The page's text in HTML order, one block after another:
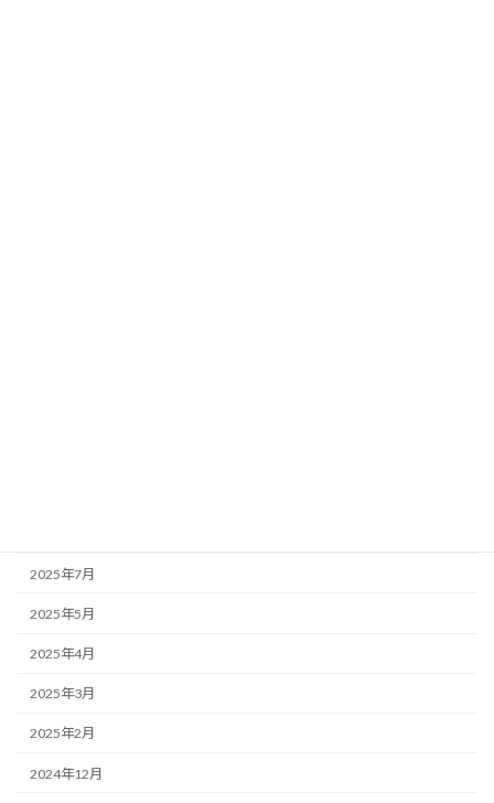
2025年7月
2025年5月
2025年4月
2025年3月
2025年2月
2024年12月